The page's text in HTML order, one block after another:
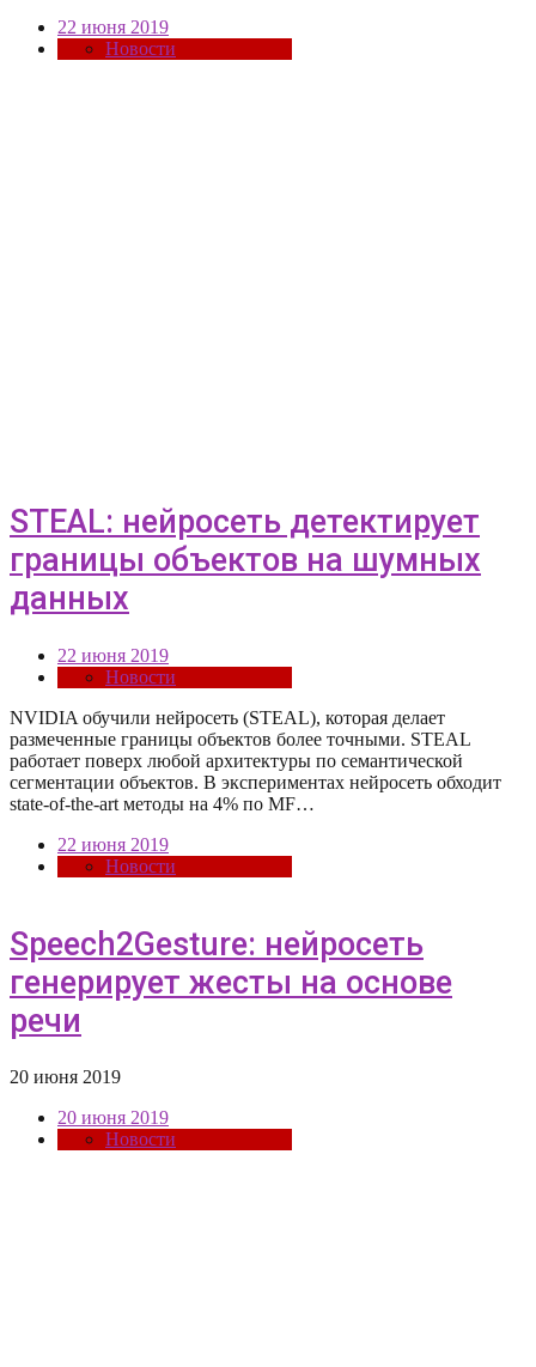
22 июня 2019
Новости
STEAL: нейросеть детектирует
границы объектов на шумных
данных
22 июня 2019
Новости
NVIDIA обучили нейросеть (STEAL), которая делает
размеченные границы объектов более точными. STEAL
работает поверх любой архитектуры по семантической
сегментации объектов. В экспериментах нейросеть обходит
state-of-the-art методы на 4% по MF…
22 июня 2019
Новости
Speech2Gesture: нейросеть
генерирует жесты на основе
речи
20 июня 2019
20 июня 2019
Новости